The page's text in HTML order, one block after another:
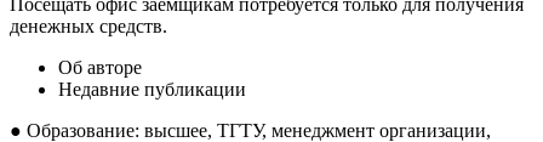
Посещать офис заемщикам потребуется только для получения
денежных средств.
Об авторе
Недавние публикации
● Образование: высшее, ТГТУ, менеджмент организации,